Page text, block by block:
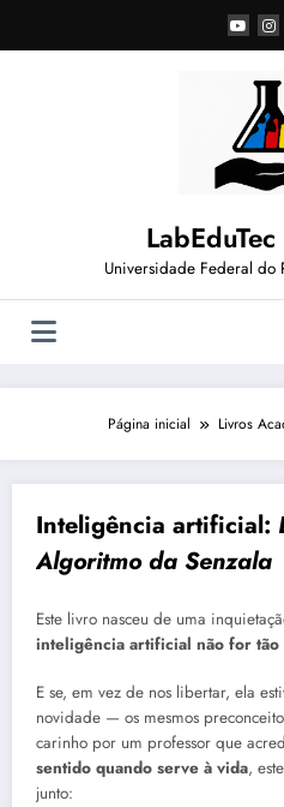
o
Universidade Federal do
Página inicial Livros
Inteligência artificial:
Algoritmo da Senzala
Este livro nasceu de uma
inteligência artificial não for tão
E se, em vez de nos libertar, ela
novidade — os mesmos
carinho por um professor que
sentido quando serve à vida,
junto: